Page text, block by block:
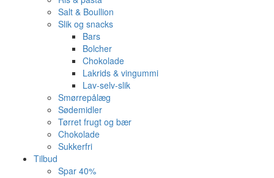
Salt & Boullion
Slik og snacks
Bars
Bolcher
Chokolade
Lakrids & vingummi
Lav-selv-slik
Smørrepålæg
Sødemidler
Tørret frugt og bær
Chokolade
Sukkerfri
Tilbud
Spar 40%